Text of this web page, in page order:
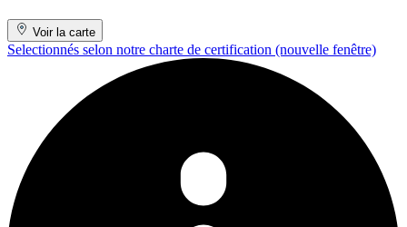
Voir la carte
Selectionnés selon notre charte de certification (nouvelle fenêtre)